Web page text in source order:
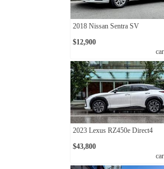
2018 Nissan Sentra SV
$12,900
2023 Lexus RZ450e Direct4
$43,800